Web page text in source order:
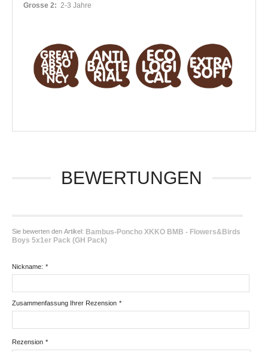
Grosse 2: 2-3 Jahre
BEWERTUNGEN
Sie bewerten den Artikel: Bambus-Poncho XKKO BMB - Flowers&Birds
Boys 5x1er Pack (GH Pack)
*
Nickname:
*
Zusammenfassung Ihrer Rezension
*
Rezension